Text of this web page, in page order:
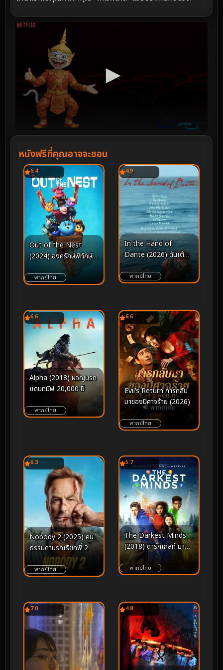
หนังฟรีที่คุณอาจจะชอบ
6.4
Out of the Nest
(2024) องครักษ์พิทักษ์
พากย์ไทย
4.9
In the Hand of
Dante (2026) ดันเต้
ลิขิต
พากย์ไทย
6.6
Alpha (2018) ผจญนรก
แดนทมิฬ 20,000 ปี
พากย์ไทย
6.6
Evil’s Return การกลับ
มาของปีศาจร้าย (2026)
พากย์ไทย
6.3
Nobody 2 (2025) คน
ธรรมดานรกเรียกพี่ 2
พากย์ไทย
5.7
The Darkest Minds
(2018) ดาร์กเกสท์ มายด์
ส จิตทมิฬ
พากย์ไทย
7.0 4.8